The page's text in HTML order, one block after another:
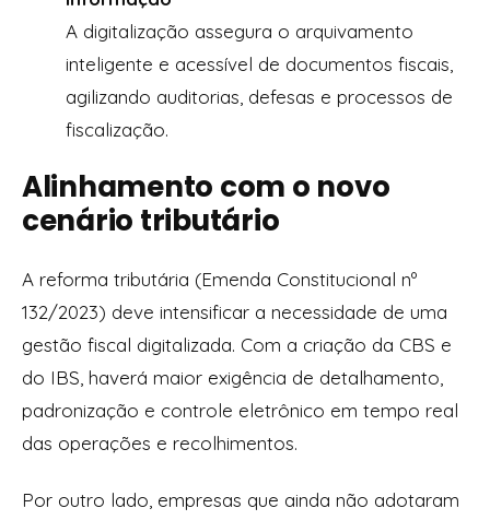
A digitalização assegura o arquivamento
inteligente e acessível de documentos fiscais,
agilizando auditorias, defesas e processos de
fiscalização.
Alinhamento com o novo
cenário tributário
A reforma tributária (Emenda Constitucional nº
132/2023) deve intensificar a necessidade de uma
gestão fiscal digitalizada. Com a criação da CBS e
do IBS, haverá maior exigência de detalhamento,
padronização e controle eletrônico em tempo real
das operações e recolhimentos.
Por outro lado, empresas que ainda não adotaram